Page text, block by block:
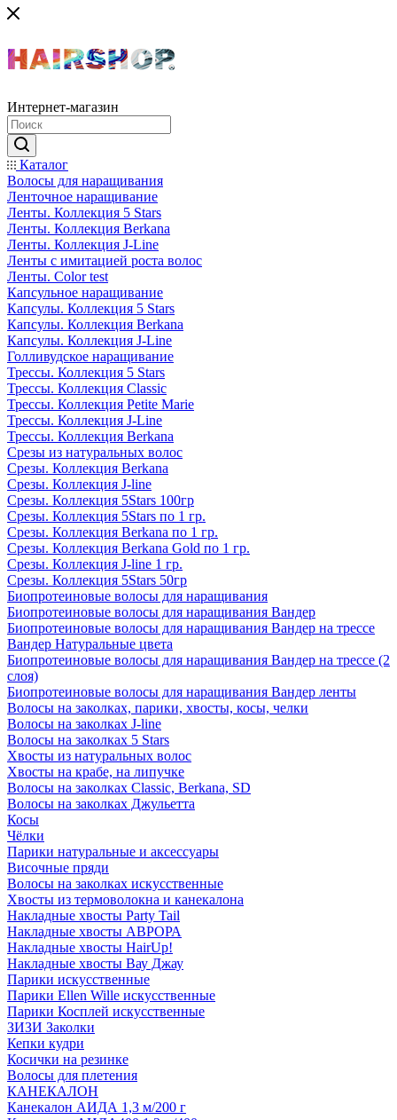
Интернет-магазин
Каталог
Волосы для наращивания
Ленточное наращивание
Ленты. Коллекция 5 Stars
Ленты. Коллекция Berkana
Ленты. Коллекция J-Line
Ленты с имитацией роста волос
Ленты. Color test
Капсульное наращивание
Капсулы. Коллекция 5 Stars
Капсулы. Коллекция Berkana
Капсулы. Коллекция J-Line
Голливудское наращивание
Трессы. Коллекция 5 Stars
Трессы. Коллекция Classic
Трессы. Коллекция Petite Marie
Трессы. Коллекция J-Line
Трессы. Коллекция Berkana
Срезы из натуральных волос
Срезы. Коллекция Berkana
Срезы. Коллекция J-line
Срезы. Коллекция 5Stars 100гр
Срезы. Коллекция 5Stars по 1 гр.
Срезы. Коллекция Berkana по 1 гр.
Срезы. Коллекция Berkana Gold по 1 гр.
Срезы. Коллекция J-line 1 гр.
Срезы. Коллекция 5Stars 50гр
Биопротеиновые волосы для наращивания
Биопротеиновые волосы для наращивания Вандер
Биопротеиновые волосы для наращивания Вандер на трессе
Вандер Натуральные цвета
Биопротеиновые волосы для наращивания Вандер на трессе (2
слоя)
Биопротеиновые волосы для наращивания Вандер ленты
Волосы на заколках, парики, хвосты, косы, челки
Волосы на заколках J-line
Волосы на заколках 5 Stars
Хвосты из натуральных волос
Хвосты на крабе, на липучке
Волосы на заколках Classic, Berkana, SD
Волосы на заколках Джульетта
Косы
Чёлки
Парики натуральные и аксессуары
Височные пряди
Волосы на заколках искусственные
Хвосты из термоволокна и канекалона
Накладные хвосты Party Tail
Накладные хвосты АВРОРА
Накладные хвосты HairUp!
Накладные хвосты Вау Джау
Парики искусственные
Парики Ellen Wille искусственные
Парики Косплей искусственные
ЗИЗИ Заколки
Кепки кудри
Косички на резинке
Волосы для плетения
КАНЕКАЛОН
Канекалон АИДА 1,3 м/200 г